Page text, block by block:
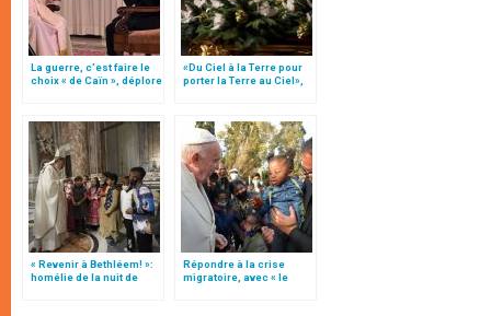
La guerre, c’est faire le
choix « de Caïn », déplore
«Du Ciel à la Terre pour
porter la Terre au Ciel»,
« Revenir à Bethléem! »:
homélie de la nuit de
Noël (texte complet)
Répondre à la crise
migratoire, avec « le